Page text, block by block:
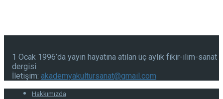
1 Ocak 1996’da yayın hayatına atılan üç aylık fikir-ilim-sanat
dergisi
İletişim: akademyakultursanat@gmail.com
Hakkımızda